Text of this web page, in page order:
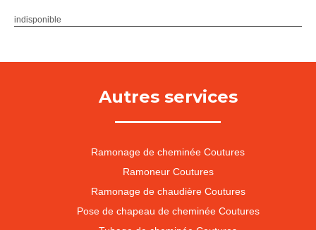
indisponible
Autres services
Ramonage de cheminée Coutures
Ramoneur Coutures
Ramonage de chaudière Coutures
Pose de chapeau de cheminée Coutures